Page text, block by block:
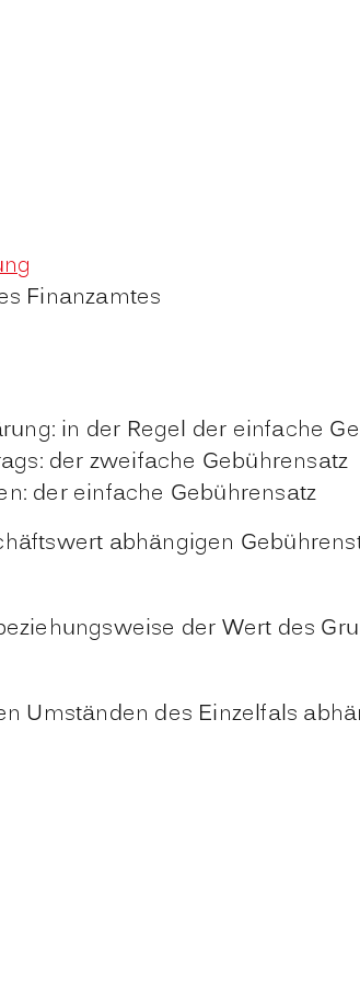
Finanzamtes
in der Regel der einfache
der zweifache Gebührensatz
der einfache Gebührensatz
abhängigen
der Wert des
Umständen des Einzelfals